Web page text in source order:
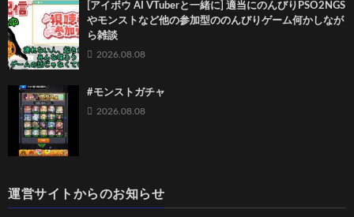
[アイボウ AI VTuberと一緒に] 適当にのんびりPSO2NGS
やモンストなど他の参加型ののんびりゲーム何かしなが
ら雑談
2026.08.08
#モンストガチャ
2026.08.08
運営サイトからのお知らせ